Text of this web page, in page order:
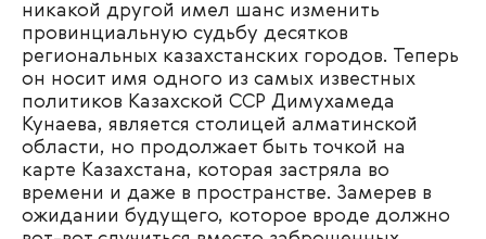
никакой другой имел шанс изменить
провинциальную судьбу десятков
региональных казахстанских городов. Теперь
он носит имя одного из самых известных
политиков Казахской ССР Димухамеда
Кунаева, является столицей алматинской
области, но продолжает быть точкой на
карте Казахстана, которая застряла во
времени и даже в пространстве. Замерев в
ожидании будущего, которое вроде должно